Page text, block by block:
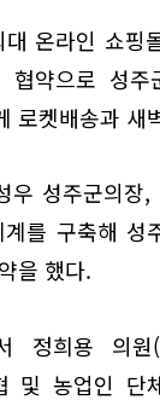
온라인 쇼핑
약으로 성
로켓배송과
우 성주군의
를 구축해 성
을 했다.
정희용 의
및 농업인 단